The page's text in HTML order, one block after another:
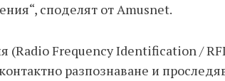
споделят от Amusnet.
(Radio Frequency Identification /
разпознаване и